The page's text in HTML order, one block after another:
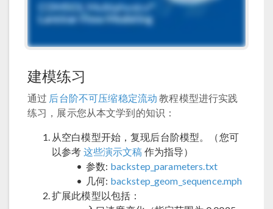
建模练习
通过 后台阶不可压缩稳定流动 教程模型进行实践
练习，展示您从本文学到的知识：
从空白模型开始，复现后台阶模型。（您可
以参考 这些演示文稿 作为指导）
参数: backstep_parameters.txt
几何: backstep_geom_sequence.mph
扩展此模型以包括：